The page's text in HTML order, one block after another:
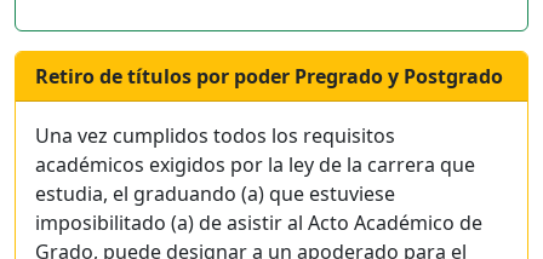
Retiro de títulos por poder Pregrado y Postgrado
Una vez cumplidos todos los requisitos
académicos exigidos por la ley de la carrera que
estudia, el graduando (a) que estuviese
imposibilitado (a) de asistir al Acto Académico de
Grado, puede designar a un apoderado para el